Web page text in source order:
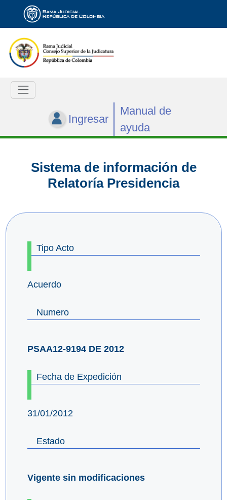
Ingresar
Manual de
ayuda
Sistema de información de
Relatoría Presidencia
Tipo Acto
Acuerdo
Numero
PSAA12-9194 DE 2012
Fecha de Expedición
31/01/2012
Estado
Vigente sin modificaciones